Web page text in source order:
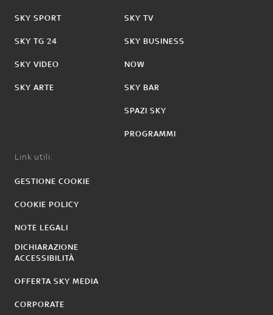
SKY SPORT
SKY TG 24
SKY VIDEO
SKY ARTE
SKY TV
SKY BUSINESS
NOW
SKY BAR
SPAZI SKY
PROGRAMMI
Link utili:
GESTIONE COOKIE
COOKIE POLICY
NOTE LEGALI
DICHIARAZIONE
ACCESSIBILITÀ
OFFERTA SKY MEDIA
CORPORATE